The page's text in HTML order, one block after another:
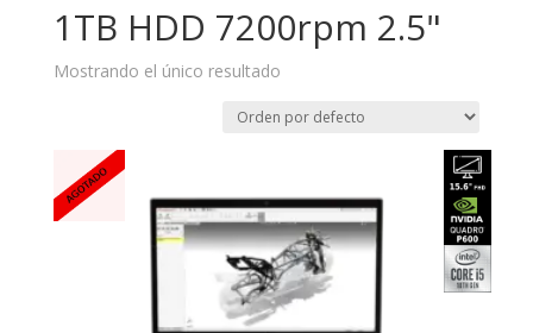
1TB HDD 7200rpm 2.5"
Mostrando el único resultado